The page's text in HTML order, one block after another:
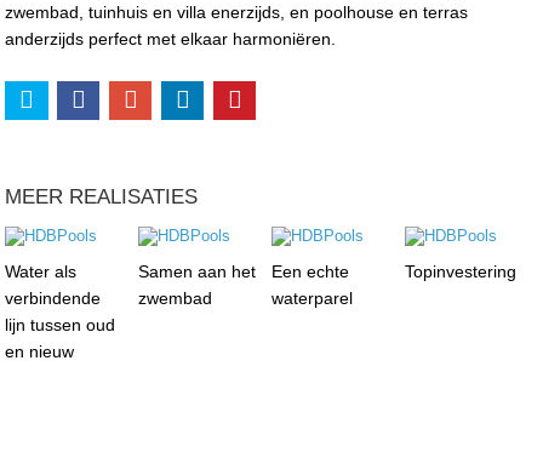
zwembad, tuinhuis en villa enerzijds, en poolhouse en terras
anderzijds perfect met elkaar harmoniëren.
MEER REALISATIES
Water als
verbindende
lijn tussen oud
en nieuw
Samen aan het
zwembad
Een echte
waterparel
Topinvestering